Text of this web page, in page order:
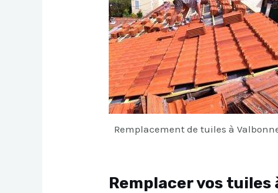
Remplacement de tuiles à
Remplacer vos tuiles